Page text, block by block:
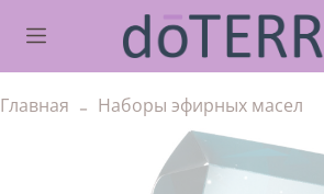
Главная Наборы эфирных масел